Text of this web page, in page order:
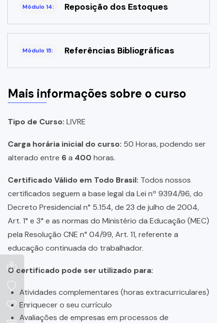
Módulo 14: Reposição dos Estoques
Módulo 15: Referências Bibliográficas
Mais informações sobre o curso
Tipo de Curso: LIVRE
Carga horária inicial do curso: 50 Horas, podendo ser
alterado entre 6a 400 horas.
Certificado Válido em Todo Brasil: Todos nossos
certificados seguem a base legal da Lei nº 9394/96, do
Decreto Presidencial n° 5.154, de 23 de julho de 2004,
Art. 1° e 3° e as normas do Ministério da Educação (MEC)
pela Resolução CNE n° 04/99, Art. 11, referente a
educação continuada do trabalhador.
O certificado pode ser utilizado para:
Atividades complementares (horas extracurriculares)
Enriquecer o seu currículo
Avaliações de empresas em processos de